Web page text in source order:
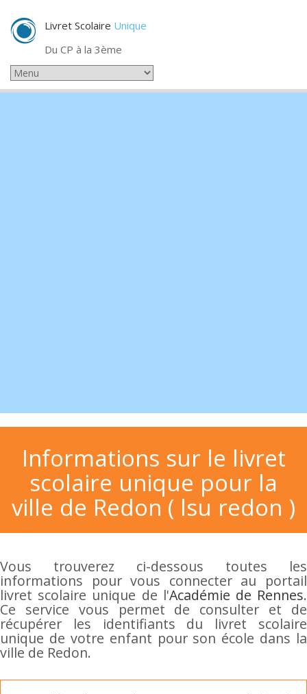
Livret Scolaire Unique
Du CP à la 3ème
Informations sur le livret
scolaire unique pour la
ville de Redon ( lsu redon )
Vous trouverez ci-dessous toutes les
informations pour vous connecter au portail
livret scolaire unique de l'Académie de Rennes.
Ce service vous permet de consulter et de
récupérer les identifiants du livret scolaire
unique de votre enfant pour son école dans la
ville de Redon.